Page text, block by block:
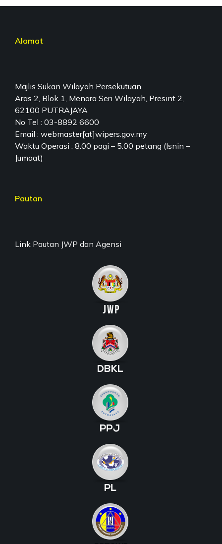
Alamat
Majlis Sukan Wilayah Persekutuan
Aras 2, Blok 1, Menara Seri Wilayah, Presint 2,
62100 PUTRAJAYA
No Tel : 03-8892 6600
Email : webmaster[at]wipers.gov.my
Waktu Operasi : 8.00 pagi – 5.00 petang (Isnin –
Jumaat)
Pautan
Link Pautan JWP dan Agensi